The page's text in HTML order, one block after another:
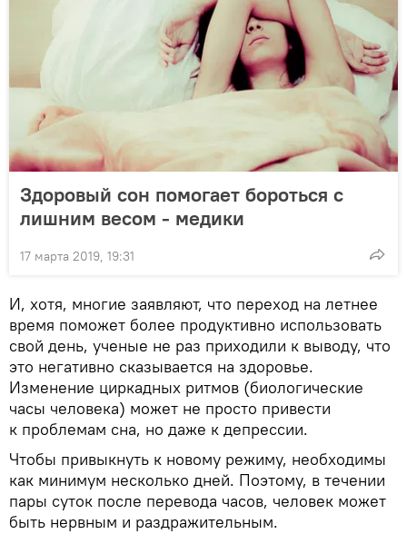
Здоровый сон помогает бороться с
лишним весом - медики
17 марта 2019, 19:31
И, хотя, многие заявляют, что переход на летнее
время поможет более продуктивно использовать
свой день, ученые не раз приходили к выводу, что
это негативно сказывается на здоровье.
Изменение циркадных ритмов (биологические
часы человека) может не просто привести
к проблемам сна, но даже к депрессии.
Чтобы привыкнуть к новому режиму, необходимы
как минимум несколько дней. Поэтому, в течении
пары суток после перевода часов, человек может
быть нервным и раздражительным.